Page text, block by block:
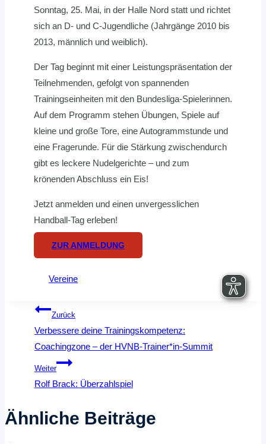
Sonntag, 25. Mai, in der Halle Nord statt und richtet
sich an D- und C-Jugendliche (Jahrgänge 2010 bis
2013, männlich und weiblich).
Der Tag beginnt mit einer Leistungspräsentation der
Teilnehmenden, gefolgt von spannenden
Trainingseinheiten mit den Bundesliga-Spielerinnen.
Auf dem Programm stehen Übungen, Spiele auf
kleine und große Tore, eine Autogrammstunde und
eine Fragerunde. Für die Stärkung zwischendurch
gibt es leckere Nudelgerichte – und zum
krönenden Abschluss ein Eis!
Jetzt anmelden und einen unvergesslichen
Handball-Tag erleben!
ZUR ANMELDUNG
Vereine
Beitragsnavigation
Zurück
Verbessere deine Trainingskompetenz:
Coachingzone – der HVNB-Trainer*in-Summit
Weiter
Rolf Brack: Überzahlspiel
Ähnliche Beiträge